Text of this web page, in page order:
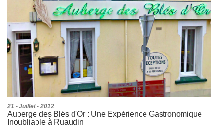
21 - Juillet - 2012
Auberge des Blés d'Or : Une Expérience Gastronomique
Inoubliable à Ruaudin